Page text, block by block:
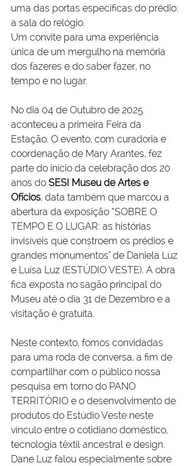
uma das portas específicas do prédio:
a sala do relógio.
Um convite para uma experiência
única de um mergulho na memória
dos fazeres e do saber fazer, no
tempo e no lugar.
No dia 04 de Outubro de 2025
aconteceu a primeira Feira da
Estação. O evento, com curadoria e
coordenação de Mary Arantes, fez
parte do início da celebração dos 20
anos do SESI Museu de Artes e
Ofícios, data também que marcou a
abertura da exposição “SOBRE O
TEMPO E O LUGAR: as histórias
invisíveis que constroem os prédios e
grandes monumentos" de Daniela Luz
e Luísa Luz (ESTÚDIO VESTE). A obra
fica exposta no sagão principal do
Museu até o dia 31 de Dezembro e a
visitação é gratuita.
Neste contexto, fomos convidadas
para uma roda de conversa, a fim de
compartilhar com o público nossa
pesquisa em torno do PANO
TERRITÓRIO e o desenvolvimento de
produtos do Estúdio Veste neste
vínculo entre o cotidiano doméstico,
tecnologia têxtil ancestral e design.
Dane Luz falou especialmente sobre